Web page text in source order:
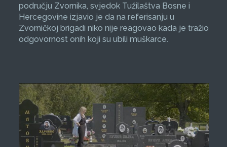
području Zvornika, svjedok Tužilaštva Bosne i
Hercegovine izjavio je da na referisanju u
Zvorničkoj brigadi niko nije reagovao kada je tražio
odgovornost onih koji su ubili muškarce.